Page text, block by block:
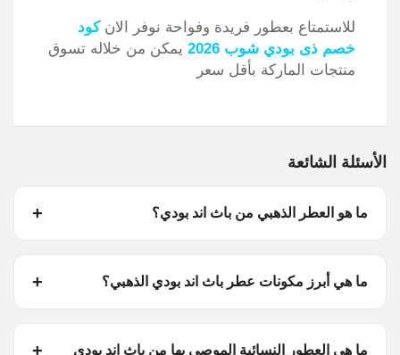
للاستمتاع بعطور فريدة وفواحة نوفر الانكود
خصم ذى بودي شوب 2026
يمكن من خلاله تسوق
منتجات الماركة بأقل سعر
الأسئلة الشائعة
ما هو العطر الذهبي من باث اند بودي؟
ما هي أبرز مكونات عطر باث اند بودي الذهبي؟
ما هي العطور النسائية الموصى بها من باث اند بودي